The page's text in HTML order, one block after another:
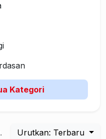
Kategori
Urutkan: Terbaru